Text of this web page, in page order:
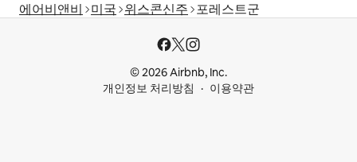
에어비앤비 미국 위스콘신주 포레스트군
© 2026 Airbnb, Inc.
개인정보 처리방침
이용약관